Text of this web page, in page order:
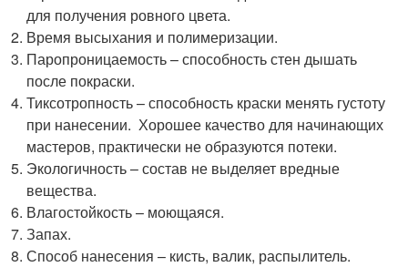
для получения ровного цвета.
Время высыхания и полимеризации.
Паропроницаемость – способность стен дышать
после покраски.
Тиксотропность – способность краски менять густоту
при нанесении. Хорошее качество для начинающих
мастеров, практически не образуются потеки.
Экологичность – состав не выделяет вредные
вещества.
Влагостойкость – моющаяся.
Запах.
Способ нанесения – кисть, валик, распылитель.